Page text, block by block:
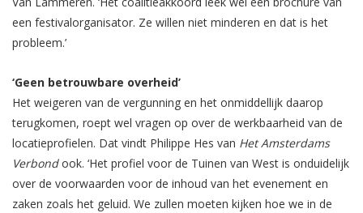
een festivalorganisator. Ze willen niet minderen en dat is het
probleem.’
‘Geen betrouwbare overheid’
Het weigeren van de vergunning en het onmiddellijk daarop
terugkomen, roept wel vragen op over de werkbaarheid van de
locatieprofielen. Dat vindt Philippe Hes van Het Amsterdams
Verbond ook. ‘Het profiel voor de Tuinen van West is onduidelijk
over de voorwaarden voor de inhoud van het evenement en
zaken zoals het geluid. We zullen moeten kijken hoe we in de